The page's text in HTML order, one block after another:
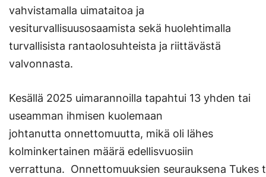
vahvistamalla uimataitoa ja
vesiturvallisuusosaamista sekä huolehtimalla
turvallisista rantaolosuhteista ja riittävästä
valvonnasta.
Kesällä 2025 uimarannoilla tapahtui 13 yhden tai
useamman ihmisen kuolemaan
johtanutta onnettomuutta, mikä oli lähes
kolminkertainen määrä edellisvuosiin
verrattuna. Onnettomuuksien seurauksena Tukes